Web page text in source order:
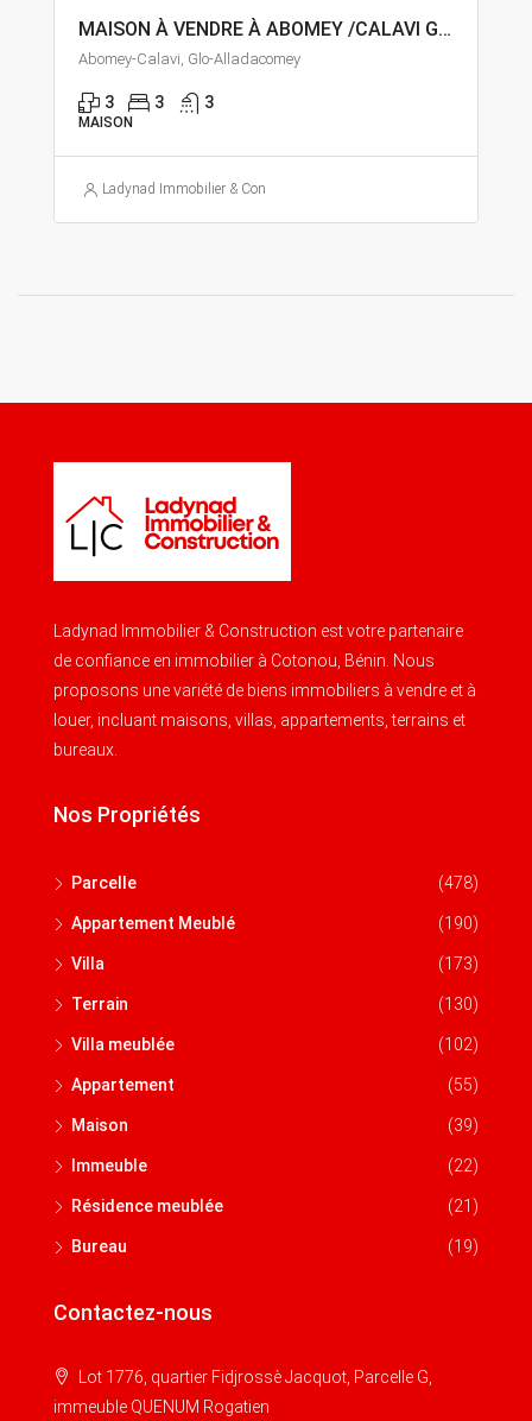
MAISON À VENDRE À ABOMEY /CALAVI GLO ALLADACOMEY
Abomey-Calavi, Glo-Alladacomey
3 3 3
MAISON
Ladynad Immobilier & Construction
Ladynad Immobilier & Construction est votre partenaire
de confiance en immobilier à Cotonou, Bénin. Nous
proposons une variété de biens immobiliers à vendre et à
louer, incluant maisons, villas, appartements, terrains et
bureaux.
Nos Propriétés
Parcelle (478)
Appartement Meublé (190)
Villa (173)
Terrain (130)
Villa meublée (102)
Appartement (55)
Maison (39)
Immeuble (22)
Résidence meublée (21)
Bureau (19)
Contactez-nous
Lot 1776, quartier Fidjrossè Jacquot, Parcelle G,
immeuble QUENUM Rogatien